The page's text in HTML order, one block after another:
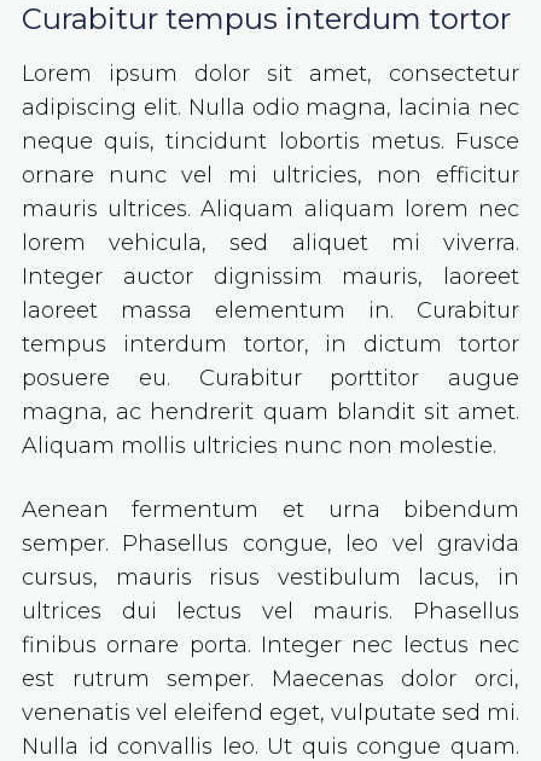
Curabitur tempus interdum tortor
Lorem ipsum dolor sit amet, consectetur
adipiscing elit. Nulla odio magna, lacinia nec
neque quis, tincidunt lobortis metus. Fusce
ornare nunc vel mi ultricies, non efficitur
mauris ultrices. Aliquam aliquam lorem nec
lorem vehicula, sed aliquet mi viverra.
Integer auctor dignissim mauris, laoreet
laoreet massa elementum in. Curabitur
tempus interdum tortor, in dictum tortor
posuere eu. Curabitur porttitor augue
magna, ac hendrerit quam blandit sit amet.
Aliquam mollis ultricies nunc non molestie.
Aenean fermentum et urna bibendum
semper. Phasellus congue, leo vel gravida
cursus, mauris risus vestibulum lacus, in
ultrices dui lectus vel mauris. Phasellus
finibus ornare porta. Integer nec lectus nec
est rutrum semper. Maecenas dolor orci,
venenatis vel eleifend eget, vulputate sed mi.
Nulla id convallis leo. Ut quis congue quam.